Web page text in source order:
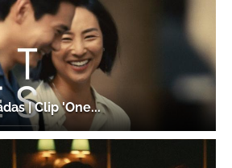
| Clip 'One...